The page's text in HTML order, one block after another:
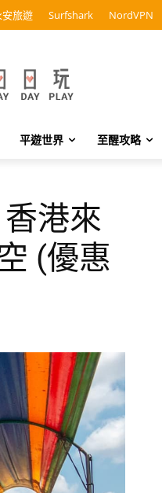
旅遊 Surfshark NordVPN
平遊世界 至醒攻略
港來
(優惠